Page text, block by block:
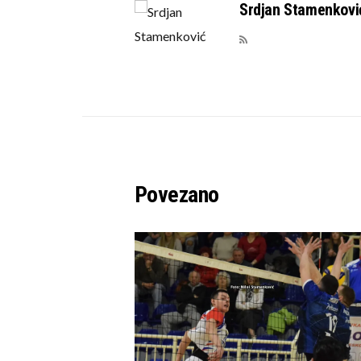
Srdjan
Povezano